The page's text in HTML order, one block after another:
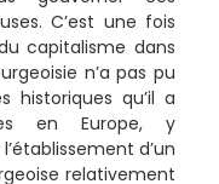
C’est une fois
capitalisme dans
n’a pas pu
historiques qu’il a
en Europe, y
d’un
relativement